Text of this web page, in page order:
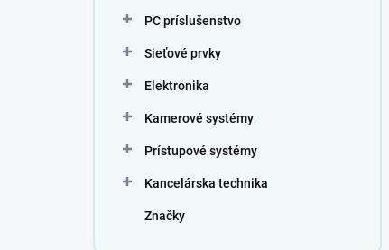
PC príslušenstvo
Sieťové prvky
Elektronika
Kamerové systémy
Prístupové systémy
Kancelárska technika
Značky